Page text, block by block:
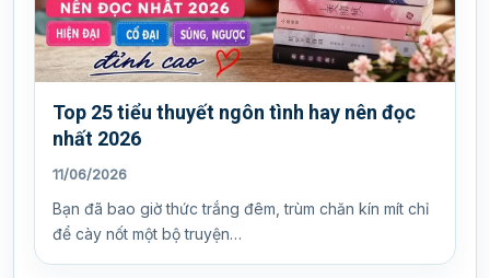
Top 25 tiểu thuyết ngôn tình hay nên đọc
nhất 2026
11/06/2026
Bạn đã bao giờ thức trắng đêm, trùm chăn kín mít chỉ
để cày nốt một bộ truyện…